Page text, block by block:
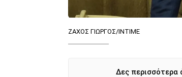
ΖΑΧΟΣ ΓΙΩΡΓΟΣ/ΙΝΤΙΜΕ
Δες περισσότερα